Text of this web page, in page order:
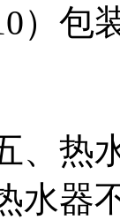
）包
、热
水器